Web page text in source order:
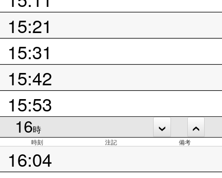
15:21
15:31
15:42
15:53
16時
時刻 注記 備考
16:04